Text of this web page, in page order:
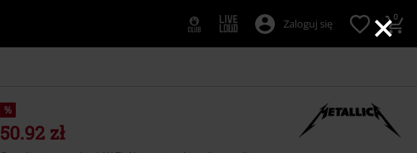
×
Zaloguj się 0
%
50.92 zł